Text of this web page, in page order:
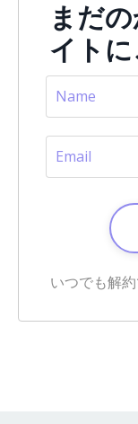
まだ
イトに
いつでも解